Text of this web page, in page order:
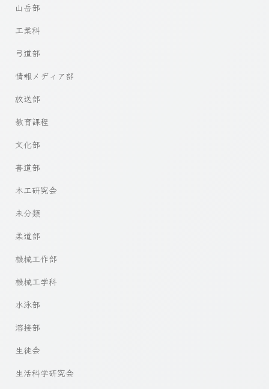
山岳部
工業科
弓道部
情報メディア部
放送部
教育課程
文化部
書道部
木工研究会
未分類
柔道部
機械工作部
機械工学科
水泳部
溶接部
生徒会
生活科学研究会